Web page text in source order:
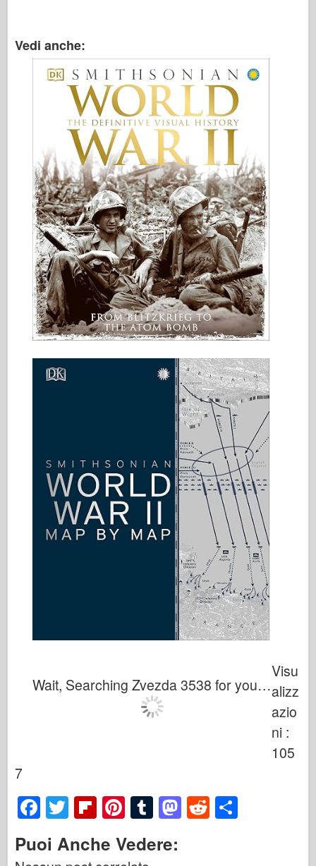
Trombettista
Zvezda
Album-Foto
Passeggiare
Dvd
Contattare
Rivista
I kit
Vedi anche:
Wait, Searching Zvezda 3538 for you…
Visu
alizz
azio
ni :
105
7
F
a
c
T
tt
Fl
b
Pi
nt
er
T
m
M R
Puoi Anche Vedere: